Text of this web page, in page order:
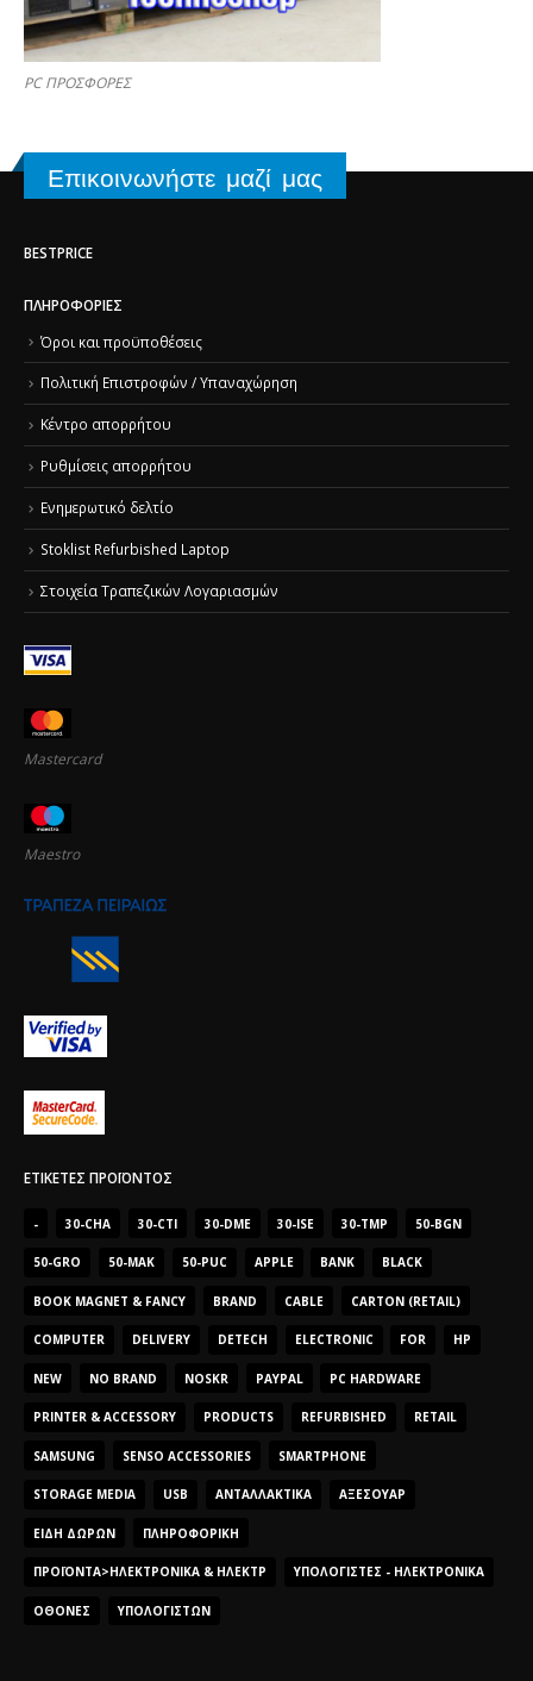
PC ΠΡΟΣΦΟΡΕΣ
Επικοινωνήστε μαζί μας
BESTPRICE
ΠΛΗΡΟΦΟΡΊΕΣ
Όροι και προϋποθέσεις
Πολιτική Επιστροφών / Υπαναχώρηση
Κέντρο απορρήτου
Ρυθμίσεις απορρήτου
Ενημερωτικό δελτίο
Stoklist Refurbished Laptop
Στοιχεία Τραπεζικών Λογαριασμών
Mastercard
Maestro
ΕΤΙΚΈΤΕΣ ΠΡΟΪΌΝΤΟΣ
- 30-CHA 30-CTI 30-DME 30-ISE 30-TMP 50-BGN
50-GRO 50-MAK 50-PUC APPLE BANK BLACK
BOOK MAGNET & FANCY BRAND CABLE CARTON (RETAIL)
COMPUTER DELIVERY DETECH ELECTRONIC FOR HP
NEW NO BRAND NOSKR PAYPAL PC HARDWARE
PRINTER & ACCESSORY PRODUCTS REFURBISHED RETAIL
SAMSUNG SENSO ACCESSORIES SMARTPHONE
STORAGE MEDIA USB ΑΝΤΑΛΛΑΚΤΙΚΆ ΑΞΕΣΟΥΆΡ
ΕΊΔΗ ΔΏΡΩΝ ΠΛΗΡΟΦΟΡΙΚΉ
ΠΡΟΪΌΝΤΑ>ΗΛΕΚΤΡΟΝΙΚΆ & ΗΛΕΚΤΡ ΥΠΟΛΟΓΙΣΤΈΣ - ΗΛΕΚΤΡΟΝΙΚΆ
ΟΘΌΝΕΣ ΥΠΟΛΟΓΙΣΤΏΝ